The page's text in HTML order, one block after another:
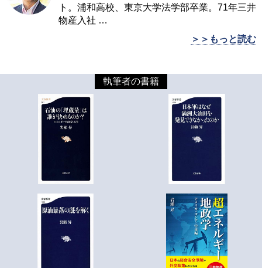
ト。浦和高校、東京大学法学部卒業。71年三井
物産入社 …
＞＞もっと読む
執筆者の書籍